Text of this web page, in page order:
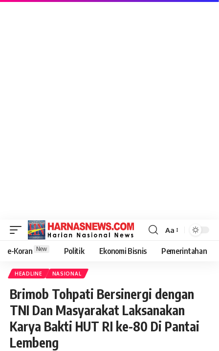
Aa
e-Koran New Politik Ekonomi Bisnis Pemerintahan
HEADLINE NASIONAL
Brimob Tohpati Bersinergi dengan
TNI Dan Masyarakat Laksanakan
Karya Bakti HUT RI ke-80 Di Pantai
Lembeng